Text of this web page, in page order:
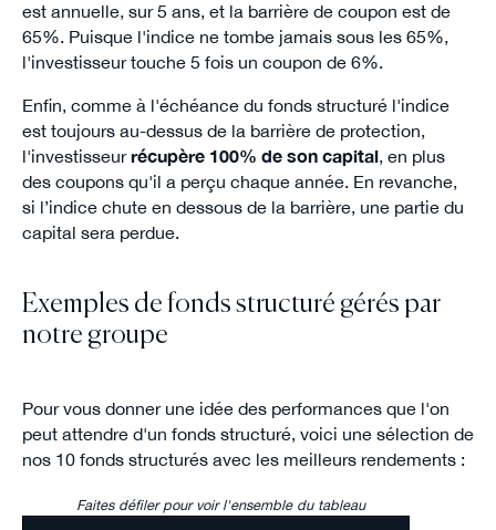
est annuelle, sur 5 ans, et la barrière de coupon est de
65%. Puisque l'indice ne tombe jamais sous les 65%,
l'investisseur touche 5 fois un coupon de 6%.
Enfin, comme à l'échéance du fonds structuré l'indice
est toujours au-dessus de la barrière de protection,
l'investisseurrécupère 100% de son capital, en plus
des coupons qu'il a perçu chaque année. En revanche,
si l’indice chute en dessous de la barrière, une partie du
capital sera perdue.
Exemples de fonds structuré gérés par
notre groupe
Pour vous donner une idée des performances que l'on
peut attendre d'un fonds structuré, voici une sélection de
nos 10 fonds structurés avec les meilleurs rendements :
Faites défiler pour voir l'ensemble du tableau